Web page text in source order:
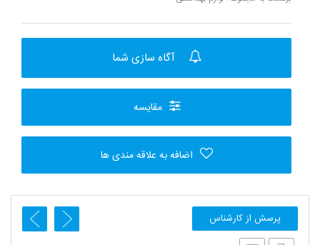
آگاه سازی شما
مقایسه
اضافه به علاقه مندی ها
پرسش از کارشناس